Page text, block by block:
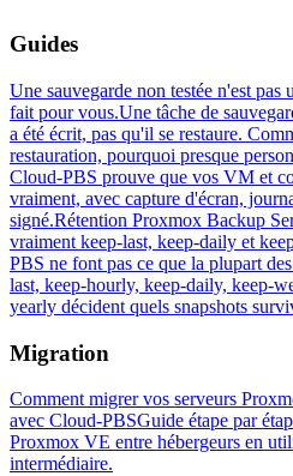
Guides
Une sauvegarde non testée n'est
fait pour vous.Une tâche de
a été écrit, pas qu'il se restaure.
restauration, pourquoi presque
Cloud-PBS prouve que vos VM et
vraiment, avec capture d'écran,
signé.Rétention Proxmox Backup
vraiment keep-last, keep-daily et
PBS ne font pas ce que la plupart
last, keep-hourly, keep-daily, keep-
yearly décident quels snapshots
Migration
Comment migrer vos serveurs
avec Cloud-PBSGuide étape par
Proxmox VE entre hébergeurs en
intermédiaire.